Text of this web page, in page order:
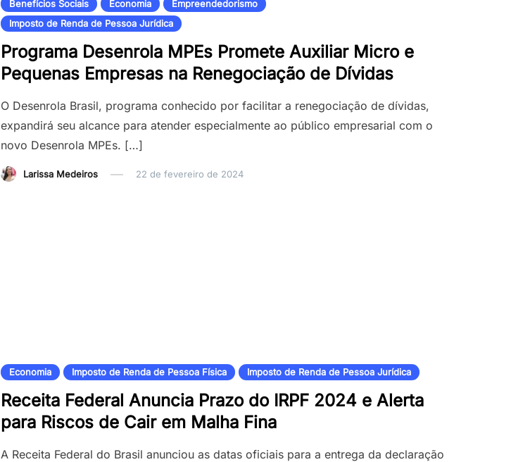
Benefícios Sociais Economia
Empreendedorismo
Imposto de Renda de Pessoa Jurídica
Programa Desenrola MPEs Promete Auxiliar Micro e
Pequenas Empresas na Renegociação de Dívidas
O Desenrola Brasil, programa conhecido por facilitar a renegociação de dívidas,
expandirá seu alcance para atender especialmente ao público empresarial com o
novo Desenrola MPEs. […]
Larissa Medeiros 22 de fevereiro de 2024
Economia Imposto de Renda de Pessoa Física Imposto de Renda de Pessoa Jurídica
Receita Federal Anuncia Prazo do IRPF 2024 e Alerta
para Riscos de Cair em Malha Fina
A Receita Federal do Brasil anunciou as datas oficiais para a entrega da declaração